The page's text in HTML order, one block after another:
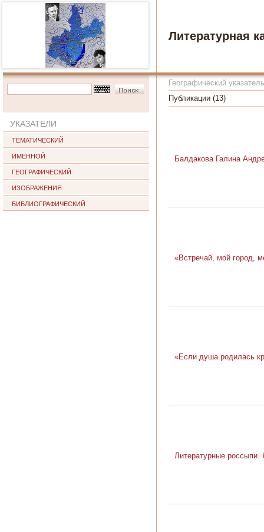
Литературная
УКАЗАТЕЛИ
ТЕМАТИЧЕСКИЙ
ИМЕННОЙ
ГЕОГРАФИЧЕСКИЙ
ИЗОБРАЖЕНИЯ
БИБЛИОГРАФИЧЕСКИЙ
Географический указатель
Публикации (13)
Балдакова Галина
«Встречай, мой город,
«Если душа родилась
Литературные россыпи.